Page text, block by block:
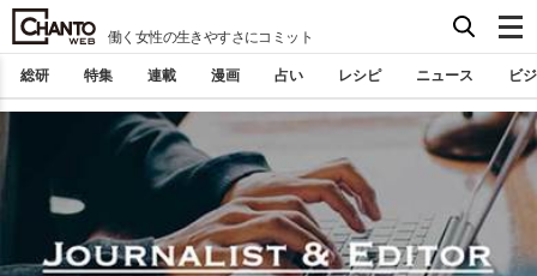
働く女性の生きやすさにコミット
総研 特集 連載 漫画 占い レシピ ニュース ビ